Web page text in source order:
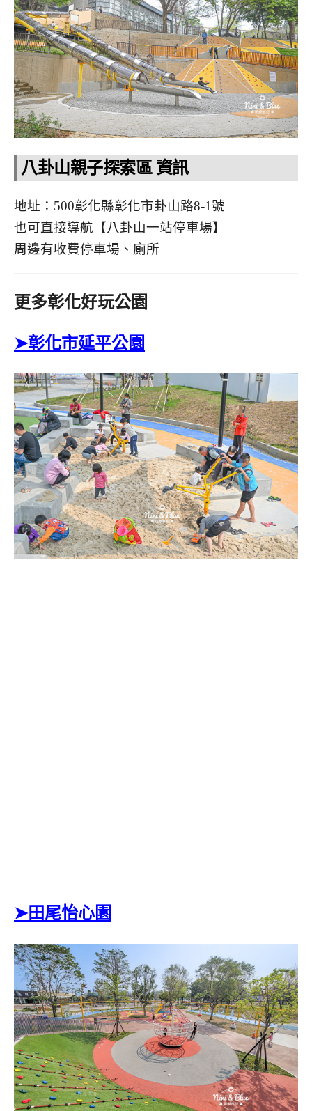
八卦山親子探索區 資訊
地址：500彰化縣彰化市卦山路8-1號
也可直接導航【八卦山一站停車場】
周邊有收費停車場、廁所
更多彰化好玩公園
➤彰化市延平公園
➤田尾怡心園